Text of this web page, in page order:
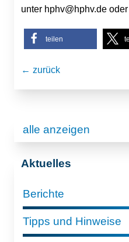
unter hphv@hphv.de
teilen
← zurück
alle anzeigen
Aktuelles
Berichte
Tipps und Hinweise